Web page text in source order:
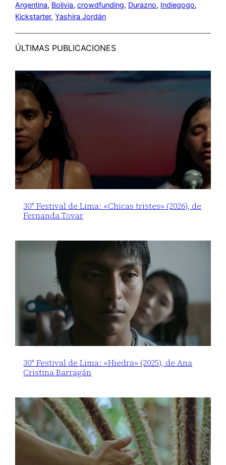
Argentina, Bolivia, crowdfunding, Durazno, Indiegogo
Kickstarter, Yashira Jordán
ÚLTIMAS PUBLICACIONES
30° Festival de Lima: «Chicas tristes» (2026), de
Fernanda Tovar
30° Festival de Lima: «Hiedra» (2025), de Ana
Cristina Barragán